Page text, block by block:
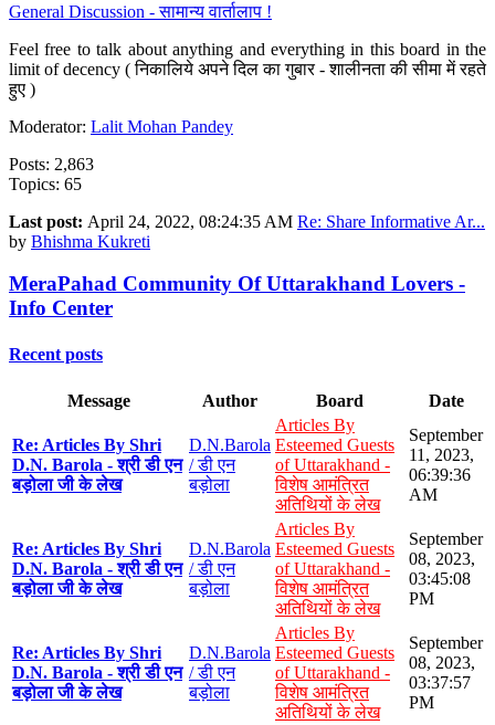
General Discussion - सामान्य वार्तालाप !
Feel free to talk about anything and everything in this board in the
limit of decency ( निकालिये अपने दिल का गुबार - शालीनता की सीमा में रहते
हुए )
Moderator: Lalit Mohan Pandey
Posts: 2,863
Topics: 65
Last post: April 24, 2022, 08:24:35 AM Re: Share Informative Ar...
by Bhishma Kukreti
MeraPahad Community Of Uttarakhand Lovers -
Info Center
Recent posts
Message Author Board Date
Re: Articles By Shri
D.N. Barola - श्री डी एन
बड़ोला जी के लेख
D.N.Barola
/ डी एन
बड़ोला
Articles By
Esteemed Guests
of Uttarakhand -
विशेष आमंत्रित
अतिथियों के लेख
September
11, 2023,
06:39:36
AM
Re: Articles By Shri
D.N. Barola - श्री डी एन
बड़ोला जी के लेख
D.N.Barola
/ डी एन
बड़ोला
Articles By
Esteemed Guests
of Uttarakhand -
विशेष आमंत्रित
अतिथियों के लेख
September
08, 2023,
03:45:08
PM
Re: Articles By Shri
D.N. Barola - श्री डी एन
बड़ोला जी के लेख
D.N.Barola
/ डी एन
बड़ोला
Articles By
Esteemed Guests
of Uttarakhand -
विशेष आमंत्रित
अतिथियों के लेख
September
08, 2023,
03:37:57
PM